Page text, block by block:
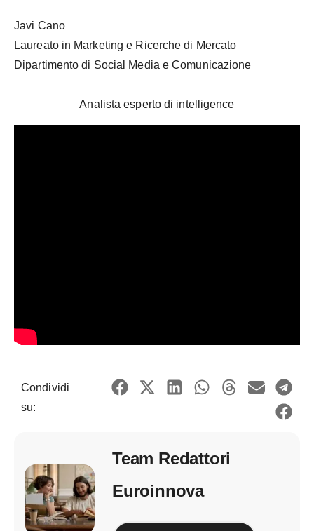
Javi Cano
Laureato in Marketing e Ricerche di Mercato
Dipartimento di Social Media e Comunicazione
Analista esperto di intelligence
Condividi
su:
Team Redattori
Euroinnova